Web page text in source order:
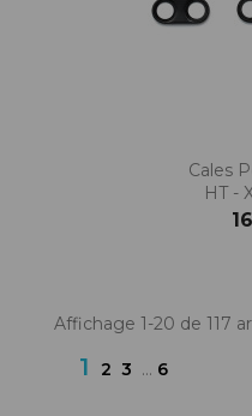
Cales
HT -
Affichage 1-20 de 117
1 2 3 … 6